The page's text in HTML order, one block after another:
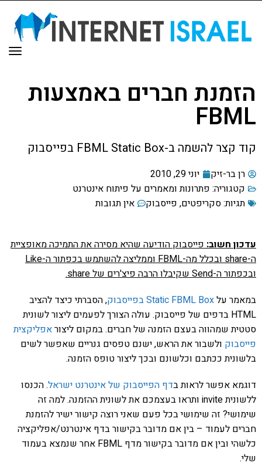
הזמנת חברים באמצעות
FBML
קוד קצר להשמה ב-FBML Static Box בפייסבוק
רן בר-זיק
יוני 29, 2010
קטגוריה: פתרונות ומאמרים על פיתוח אינטרנט
תגיות:סקריפטים, פייסבוק אין תגובות
עדכון חשוב: פייסבוק הודיעה שהיא מסירה את התמיכה מאופציית
ה-share ובכלל מה-FBML וממליצה להשתמש בכפתור ה-Like
ובכפתור ה-Send שקיבלו הרבה פיצ'רים של share.
במאמר עלStatic FBML Box בפייסבוק
, הסברתי כיצד להציב
HTML בדפים של פייסבוק. עולה הצורך לפעמים ליצור לשונית
סטטית שמהווה בעצם הזמנה של חברים. במקום ליצוראפליקצית
פייסבוק ולשבור את הראש, ישנם טפסים גנריים שאפשר לשים
בלשונית ככתבם וכלשונם ובכך ליצור טופס הזמנה.
דוגמא אפשר לראות בדף הפייסבוק של אינטרנט ישראל. הכנסו
ללשונית invite ותראו בעצמכם את לשונית ההזמנה. למה זה
שימושי? זה שימושי בכל פעם שאני רוצה קישור ישיר להזמנת
חברים לעמוד – בין אם מדובר בקישור בדף אינטרנט/אפליקציה
כלשהי ובין אם מדובר בקישור מדף FBML אחר שנמצא בעמוד
שלי.